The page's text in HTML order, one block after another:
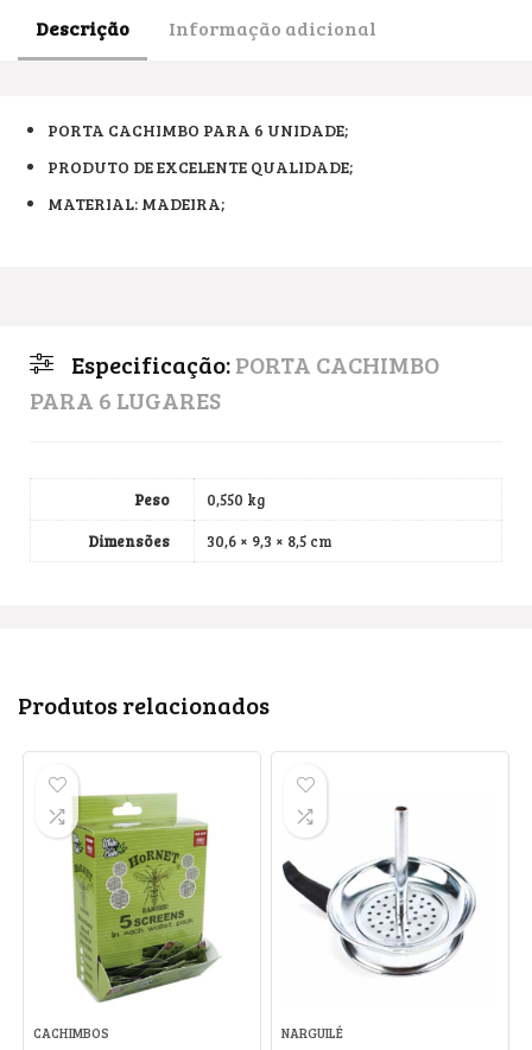
Descrição Informação adicional
PORTA CACHIMBO PARA 6 UNIDADE;
PRODUTO DE EXCELENTE QUALIDADE;
MATERIAL: MADEIRA;
Especificação:PORTA CACHIMBO
PARA 6 LUGARES
Peso
0,550 kg
Dimensões
30,6 × 9,3 × 8,5 cm
Produtos relacionados
CACHIMBOS NARGUILÉ